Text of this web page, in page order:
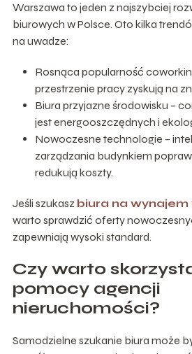
Warszawa to jeden z najszybciej
biurowych w Polsce. Oto kilka
na uwadze:
Rosnąca popularność
przestrzenie pracy zyskują na
Biura przyjazne środowisku –
jest energooszczędnych i
Nowoczesne technologie –
zarządzania budynkiem
redukują koszty.
Jeśli szukasz biura na
warto sprawdzić oferty
zapewniają wysoki standard.
Czy warto
pomocy agencji
nieruchomości?
Samodzielne szukanie biura może